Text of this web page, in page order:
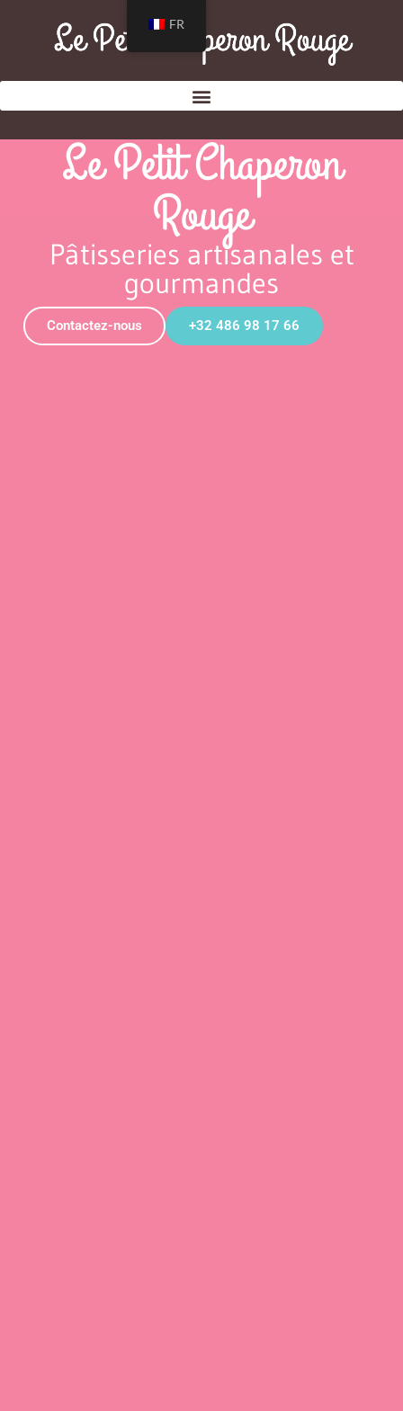
Le Petit Chaperon
Rouge
Pâtisseries artisanales et
gourmandes
Contactez-nous +32 486 98 17 66
FR